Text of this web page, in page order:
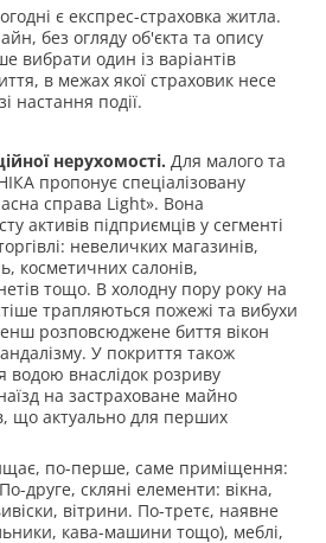
є експрес-страховка житла.
без огляду об'єкта та опису
вибрати один із варіантів
в межах якої страховик несе
настання події.
нерухомості. Для малого та
пропонує спеціалізовану
справа Light». Вона
активів підприємців у сегменті
невеличких магазинів,
косметичних салонів,
тощо. В холодну пору року на
трапляються пожежі та вибухи
розповсюджене биття вікон
У покриття також
водою внаслідок розриву
на застраховане майно
що актуально для перших
по-перше, саме приміщення:
друге, скляні елементи: вікна,
вітрини. По-третє, наявне
кава-машини тощо), меблі,